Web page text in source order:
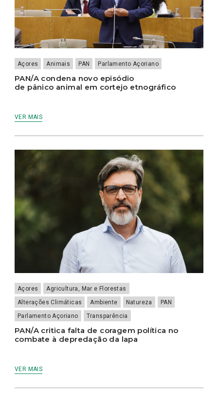
Açores Animais PAN Parlamento Açoriano
PAN/A condena novo episódio
de pânico animal em cortejo etnográfico
VER MAIS
Açores
Agricultura, Mar e Florestas
Alterações Climáticas
Ambiente Natureza
PAN
Parlamento Açoriano
Transparência
PAN/A critica falta de coragem política no
combate à depredação da lapa
VER MAIS